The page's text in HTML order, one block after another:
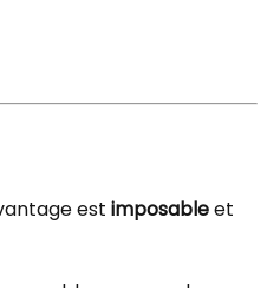
est imposableet